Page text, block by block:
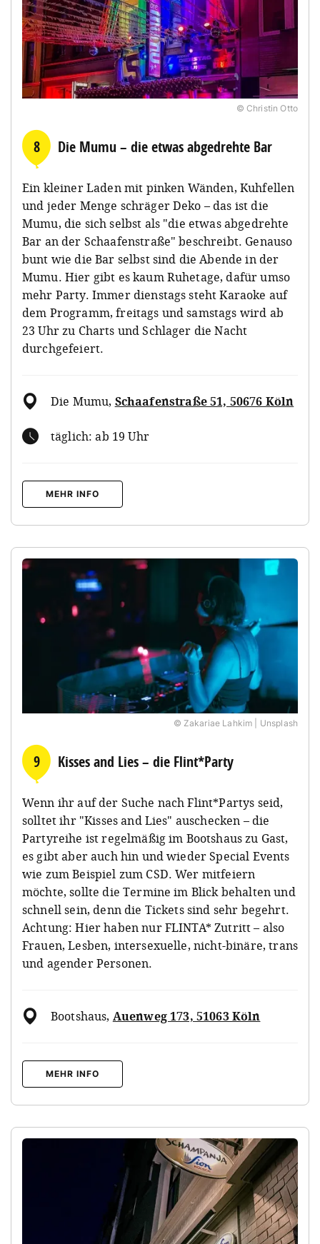
© Christin Otto
8 Die Mumu – die etwas abgedrehte Bar
Ein kleiner Laden mit pinken Wänden, Kuhfellen
und jeder Menge schräger Deko – das ist die
Mumu, die sich selbst als "die etwas abgedrehte
Bar an der Schaafenstraße" beschreibt. Genauso
bunt wie die Bar selbst sind die Abende in der
Mumu. Hier gibt es kaum Ruhetage, dafür umso
mehr Party. Immer dienstags steht Karaoke auf
dem Programm, freitags und samstags wird ab
23 Uhr zu Charts und Schlager die Nacht
durchgefeiert.
Die Mumu, Schaafenstraße 51, 50676 Köln
täglich: ab 19 Uhr
MEHR INFO
© Zakariae Lahkim | Unsplash
9 Kisses and Lies – die Flint*Party
Wenn ihr auf der Suche nach Flint*Partys seid,
solltet ihr "Kisses and Lies" auschecken – die
Partyreihe ist regelmäßig im Bootshaus zu Gast,
es gibt aber auch hin und wieder Special Events
wie zum Beispiel zum CSD. Wer mitfeiern
möchte, sollte die Termine im Blick behalten und
schnell sein, denn die Tickets sind sehr begehrt.
Achtung: Hier haben nur FLINTA* Zutritt – also
Frauen, Lesben, intersexuelle, nicht-binäre, trans
und agender Personen.
Bootshaus, Auenweg 173, 51063 Köln
MEHR INFO